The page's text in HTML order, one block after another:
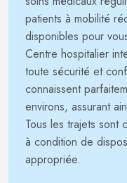
patients à mobilité
disponibles pour
Centre hospitalier
toute sécurité et
connaissent
environs, assurant
Tous les trajets sont
à condition de
appropriée.